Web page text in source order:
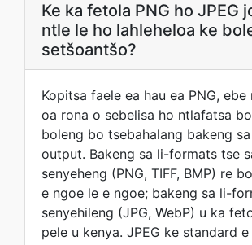
Ke ka fetola PNG ho JPEG
ntle le ho lahleheloa ke
setšoantšo?
Kopitsa faele ea hau ea PNG, ebe
oa rona o sebelisa ho ntlafatsa
boleng bo tsebahalang bakeng sa
output. Bakeng sa li-formats tse
senyeheng (PNG, TIFF, BMP) re
e ngoe le e ngoe; bakeng sa li-
senyehileng (JPG, WebP) u ka
pele u kenya. JPEG ke standard